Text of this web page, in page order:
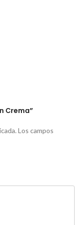
Crema”
Los campos